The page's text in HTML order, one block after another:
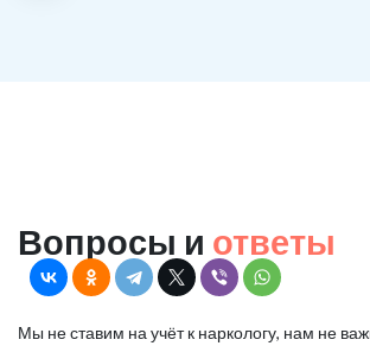
Вопросы и ответы
Мы не ставим на учёт к наркологу, нам не